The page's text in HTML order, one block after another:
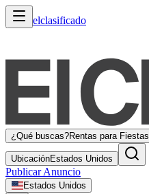
elclasificado
¿Qué buscas?Rentas para Fiestas
UbicaciónEstados Unidos
Publicar Anuncio
Estados Unidos